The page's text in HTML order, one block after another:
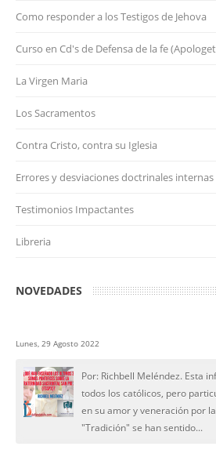
Como responder a los Testigos de Jehova
Curso en Cd's de Defensa de la fe
La Virgen Maria
Los Sacramentos
Contra Cristo, contra su Iglesia
Errores y desviaciones doctrinales internas
Testimonios Impactantes
Libreria
NOVEDADES
Lunes, 29 Agosto 2022
Por: Richbell Meléndez. Esta
todos los católicos, pero
en su amor y veneración por
"Tradición" se han sentido...